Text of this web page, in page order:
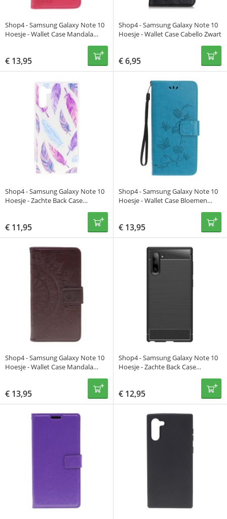
Shop4 - Samsung Galaxy Note 10
Hoesje - Wallet Case Mandala
€ 13,95
Shop4 - Samsung Galaxy Note 10
Hoesje - Wallet Case Cabello Zwart
€6,95
Shop4 - Samsung Galaxy Note 10
Hoesje - Zachte Back Case
€ 11,95
Shop4 - Samsung Galaxy Note 10
Hoesje - Wallet Case Bloemen
€ 13,95
Shop4 - Samsung Galaxy Note 10
Hoesje - Wallet Case Mandala
€ 13,95
Shop4 - Samsung Galaxy Note 10
Hoesje - Zachte Back Case
€ 12,95